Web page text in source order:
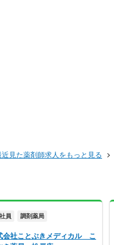
近見た薬剤師求人をもっと見る
員 調剤薬局
会社ことぶきメディカル こ